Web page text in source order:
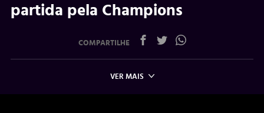
partida pela Champions
COMPARTILHE
VER MAIS